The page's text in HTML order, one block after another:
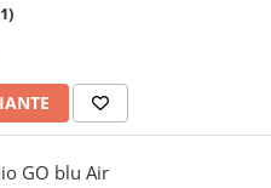
GO blu Air